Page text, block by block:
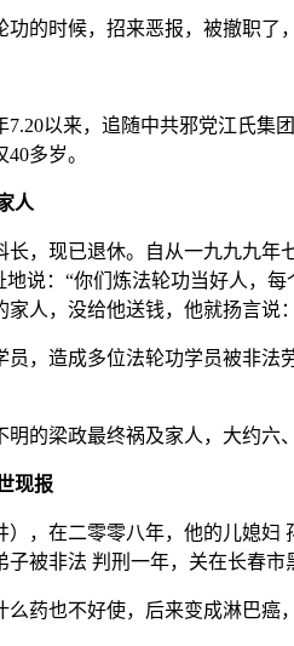
的时候，招来恶报，被撤职了
7.20以来，追随中共邪党江氏
多岁。
人
，现已退休。自从一九九九
说：“你们炼法轮功当好人，
人，没给他送钱，他就扬言说
，造成多位法轮功学员被非
的梁政最终祸及家人，大约
现报
，在二零零八年，他的儿媳
被非法 判刑一年，关在长春市
药也不好使，后来变成淋巴癌